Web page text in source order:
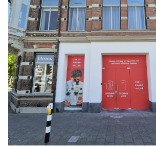
Inloggen